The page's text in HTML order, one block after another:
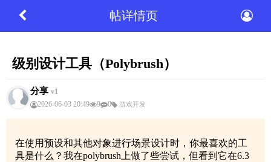
帖详情页
级别设计工具（Polybrush）
分享 v1
2026-06-03 20:49
9 0 游戏开发
在使用预设和其他对象进行场景设计时，你最喜欢的工
具是什么？我在polybrush上做了些尝试，但看到它在6.3